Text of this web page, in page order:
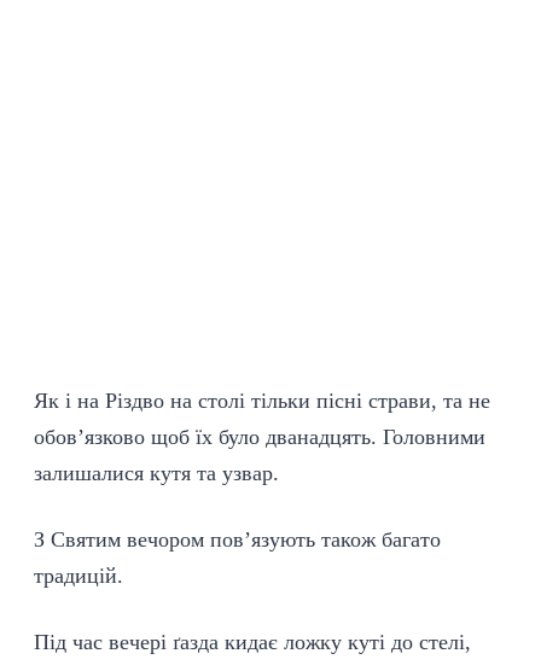
Як і на Різдво на столі тільки пісні страви, та не
обов’язково щоб їх було дванадцять. Головними
залишалися кутя та узвар.
З Святим вечором пов’язують також багато
традицій.
Під час вечері ґазда кидає ложку куті до стелі,